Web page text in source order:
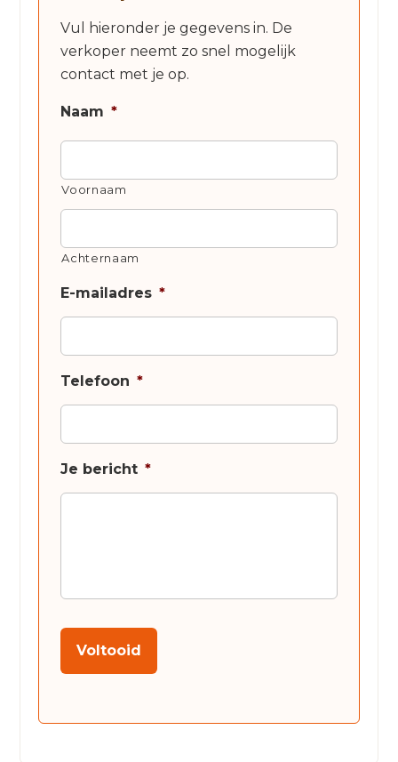
Vul hieronder je gegevens in. De
verkoper neemt zo snel mogelijk
contact met je op.
Naam *
Voornaam
Achternaam
E-mailadres *
Telefoon *
Je bericht *
Voltooid